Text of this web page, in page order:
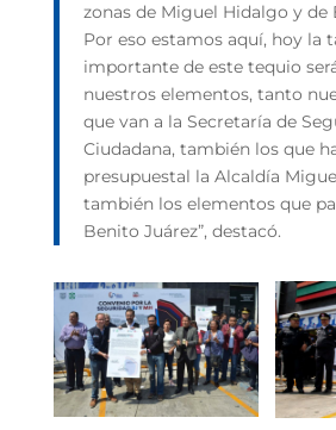
zonas de Miguel Hidalgo y de
Por eso estamos aquí, hoy la
importante de este tequio
nuestros elementos, tanto
que van a la Secretaría de
Ciudadana, también los que
presupuestal la Alcaldía
también los elementos que
Benito Juárez”, destacó.